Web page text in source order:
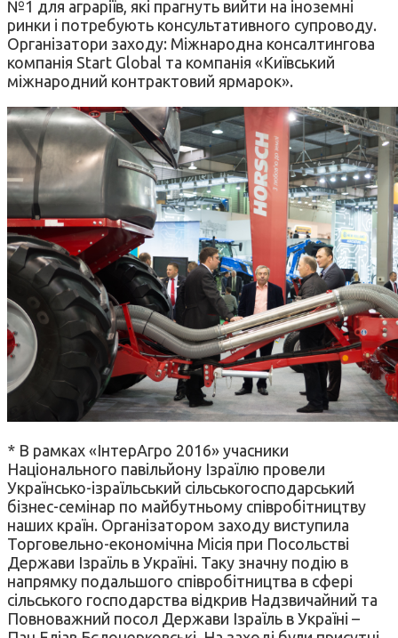
№1 для аграріїв, які прагнуть вийти на іноземні
ринки і потребують консультативного супроводу.
Організатори заходу: Міжнародна консалтингова
компанія Start Global та компанія «Київський
міжнародний контрактовий ярмарок».
* В рамках «ІнтерАгро 2016» учасники
Національного павільйону Ізраїлю провели
Українсько-ізраїльський сільськогосподарський
бізнес-семінар по майбутньому співробітництву
наших країн. Організатором заходу виступила
Торговельно-економічна Місія при Посольстві
Держави Ізраїль в Україні. Таку значну подію в
напрямку подальшого співробітництва в сфері
сільського господарства відкрив Надзвичайний та
Повноважний посол Держави Ізраїль в Україні –